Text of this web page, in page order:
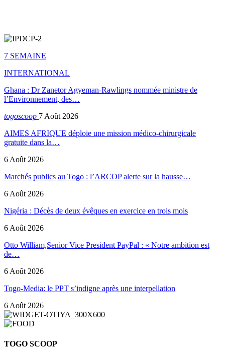
7 SEMAINE
INTERNATIONAL
Ghana : Dr Zanetor Agyeman-Rawlings nommée ministre de
l’Environnement, des…
togoscoop 7 Août 2026
AIMES AFRIQUE déploie une mission médico-chirurgicale
gratuite dans la…
6 Août 2026
Marchés publics au Togo : l’ARCOP alerte sur la hausse…
6 Août 2026
Nigéria : Décès de deux évêques en exercice en trois mois
6 Août 2026
Otto William,Senior Vice President PayPal : « Notre ambition est
de…
6 Août 2026
Togo-Media: le PPT s’indigne après une interpellation
6 Août 2026
TOGO SCOOP